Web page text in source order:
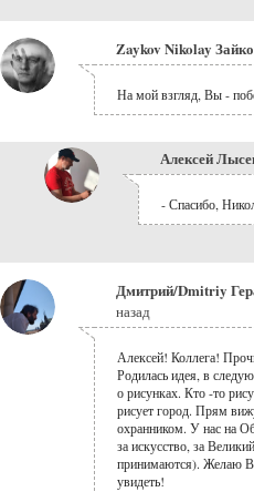
Zaykov Nikolay
На мой взгляд, Вы -
Алексей
- Спасибо,
Дмитрий/Dmitriy
назад
Алексей! Коллега!
Родилась идея, в
о рисунках. Кто -то
рисует город. Прям
охранником. У нас на
за искусство, за
принимаются). Желаю
увидеть!